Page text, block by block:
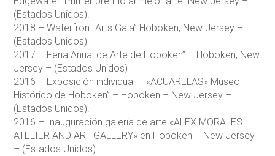
(Estados Unidos).
2018 – Waterfront Arts Gala” Hoboken, New Jersey –
(Estados Unidos)
2017 – Feria Anual de Arte de Hoboken” – Hoboken, New
Jersey – (Estados Unidos)
2016 – Exposición individual – «ACUARELAS» Museo
Histórico de Hoboken” – Hoboken – New Jersey –
(Estados Unidos).
2016 – Inauguración galería de arte «ALEX MORALES
ATELIER AND ART GALLERY» en Hoboken – New Jersey
– (Estados Unidos).